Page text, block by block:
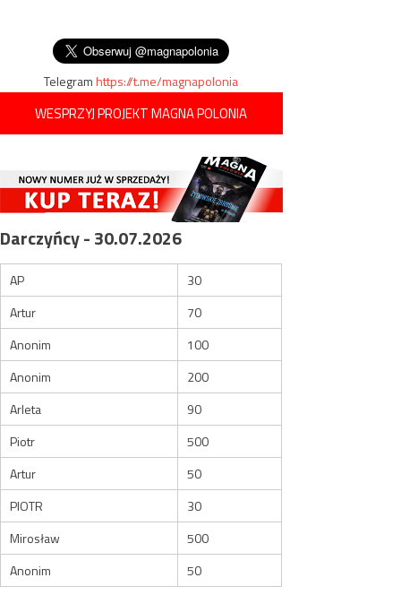
Telegramhttps://t.me/magnapolonia
WESPRZYJ PROJEKT MAGNA POLONIA
Darczyńcy - 30.07.2026
AP
30
Artur
70
Anonim
100
Anonim
200
Arleta
90
Piotr
500
Artur
50
PIOTR
30
Mirosław
500
Anonim
50